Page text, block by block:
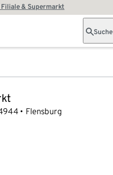
& Supermarkt
Suche
Flensburg